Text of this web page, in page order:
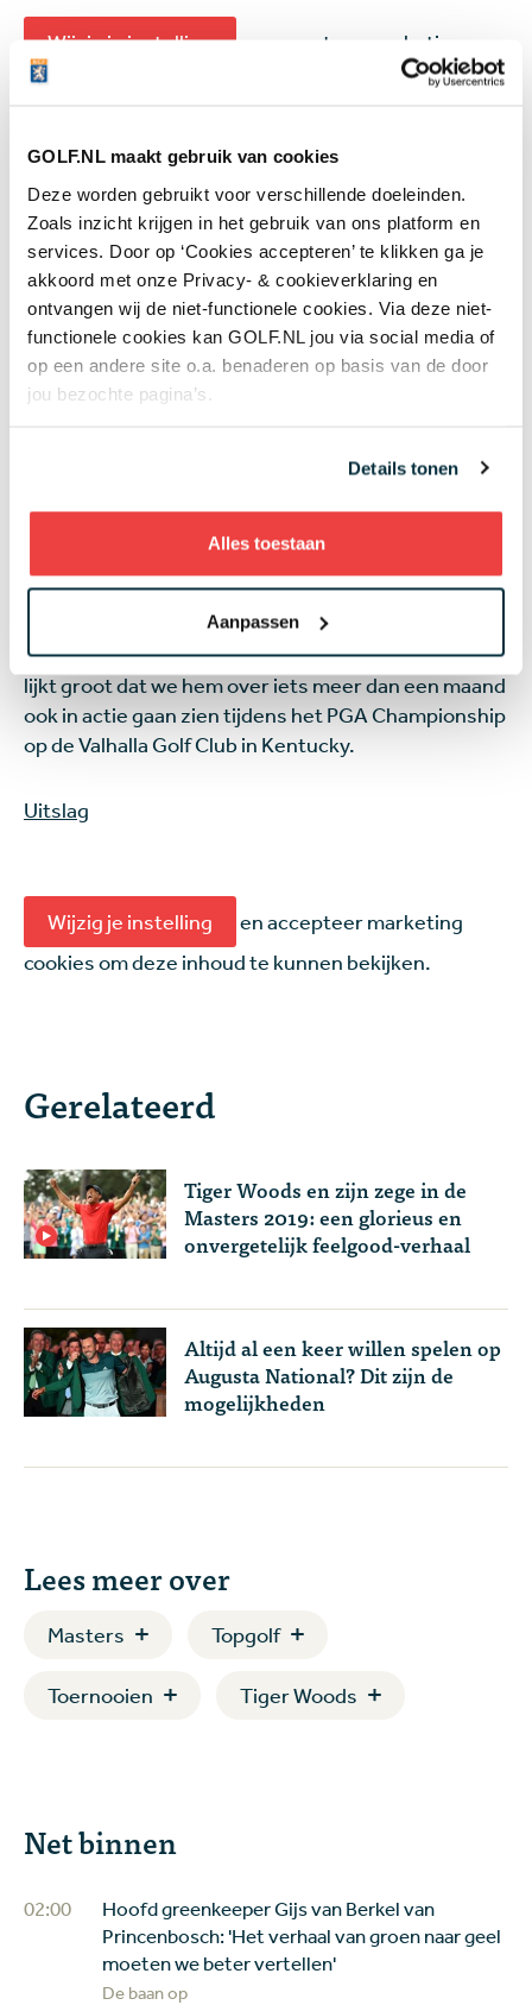
GOLF.NL maakt gebruik van cookies
Deze worden gebruikt voor verschillende doeleinden.
Zoals inzicht krijgen in het gebruik van ons platform en
services. Door op ‘Cookies accepteren’ te klikken ga je
akkoord met onze Privacy- & cookieverklaring en
ontvangen wij de niet-functionele cookies. Via deze niet-
functionele cookies kan GOLF.NL jou via social media of
op een andere site o.a. benaderen op basis van de door
jou bezochte pagina’s.
Details tonen
Alles toestaan
Aanpassen
Wijzig je instelling
en accepteer marketing
cookies om deze inhoud te kunnen bekijken.
Tiger 60ste
Tiger Woods speelde zondag zijn 100ste Masters-
ronde op Augusta National. Op zijn kaart
verschenen drie bogeys, een dubbel en één birdie
voor een 77 (+5). Al met al kon de vijfvoudig
kampioen terugkijken op een teleurstellend
weekend, dat hij zaterdag begonnen was met een
rondes in majors, was er al gauw weer een einde
24ste opeenvolgende cut op Augusta
Tiger werd uiteindelijk 60ste, oftewel laatste van de
spelers die er in het weekend nog bij waren. De kans
lijkt groot dat we hem over iets meer dan een maand
ook in actie gaan zien tijdens het PGA Championship
op de Valhalla Golf Club in Kentucky.
Uitslag
Wijzig je instelling
en accepteer marketing
cookies om deze inhoud te kunnen bekijken.
Gerelateerd
Tiger Woods en zijn zege in de
Masters 2019: een glorieus en
onvergetelijk feelgood-verhaal
Altijd al een keer willen spelen op
Augusta National? Dit zijn de
mogelijkheden
Lees meer over
Masters Topgolf
Toernooien Tiger Woods
Net binnen
02:00
Hoofd greenkeeper Gijs van Berkel van
Princenbosch: 'Het verhaal van groen naar geel
moeten we beter vertellen'
De baan op